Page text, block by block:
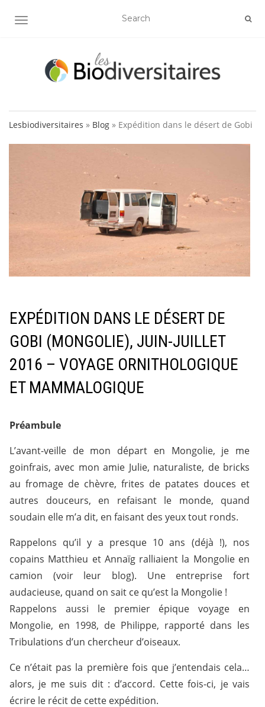
AFFICHER/MASQUER LA NAVIGATION
Lesbiodiversitaires » Blog » Expédition dans le désert de Gobi
EXPÉDITION DANS LE DÉSERT DE
GOBI (MONGOLIE), JUIN-JUILLET
2016 – VOYAGE ORNITHOLOGIQUE
ET MAMMALOGIQUE
Préambule
L’avant-veille de mon départ en Mongolie, je me
goinfrais, avec mon amie Julie, naturaliste, de bricks
au fromage de chèvre, frites de patates douces et
autres douceurs, en refaisant le monde, quand
soudain elle m’a dit, en faisant des yeux tout ronds.
Rappelons qu’il y a presque 10 ans (déjà !), nos
copains Matthieu et Annaïg ralliaient la Mongolie en
camion (voir leur blog). Une entreprise fort
audacieuse, quand on sait ce qu’est la Mongolie !
Rappelons aussi le premier épique voyage en
Mongolie, en 1998, de Philippe, rapporté dans les
Tribulations d’un chercheur d’oiseaux.
Ce n’était pas la première fois que j’entendais cela…
alors, je me suis dit : d’accord. Cette fois-ci, je vais
écrire le récit de cette expédition.